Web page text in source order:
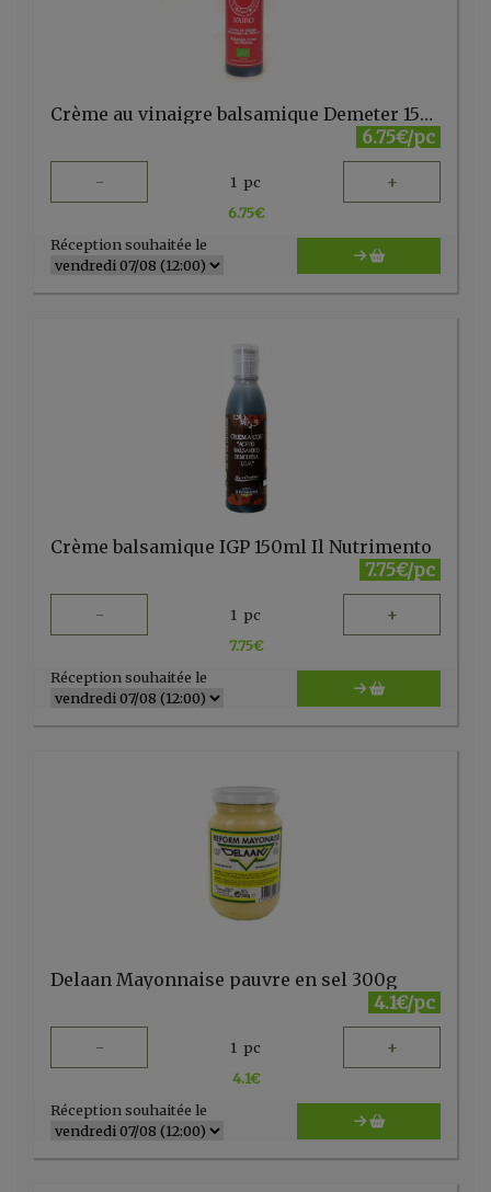
Crème au vinaigre balsamique Demeter 150ml Vairo
6.75€/pc
- 1 pc +
6.75€
Réception souhaitée le
Crème balsamique IGP 150ml Il Nutrimento
7.75€/pc
- 1 pc +
7.75€
Réception souhaitée le
Delaan Mayonnaise pauvre en sel 300g
4.1€/pc
- 1 pc +
4.1€
Réception souhaitée le